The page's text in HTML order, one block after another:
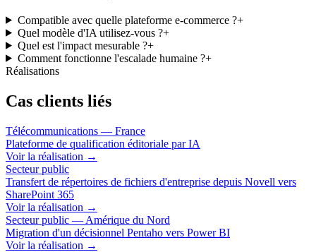
Compatible avec quelle plateforme e-commerce ?+
Quel modèle d'IA utilisez-vous ?+
Quel est l'impact mesurable ?+
Comment fonctionne l'escalade humaine ?+
Réalisations
Cas clients liés
Télécommunications — France
Plateforme de qualification éditoriale par IA
Voir la réalisation →
Secteur public
Transfert de répertoires de fichiers d'entreprise depuis Novell vers
SharePoint 365
Voir la réalisation →
Secteur public — Amérique du Nord
Migration d'un décisionnel Pentaho vers Power BI
Voir la réalisation →